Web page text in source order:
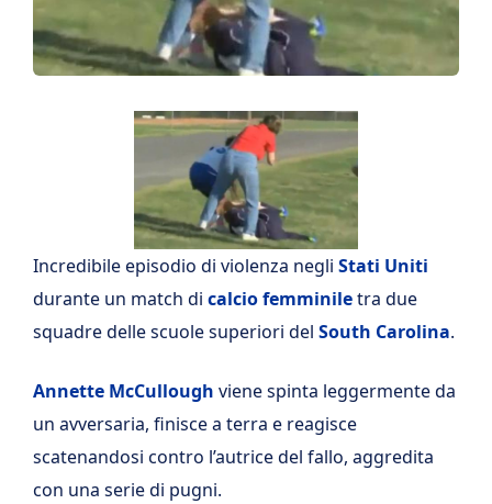
Incredibile episodio di violenza negli Stati Uniti
durante un match di calcio femminiletra due
squadre delle scuole superiori del South Carolina.
Annette McCullough viene spinta leggermente da
un avversaria, finisce a terra e reagisce
scatenandosi contro l’autrice del fallo, aggredita
con una serie di pugni.